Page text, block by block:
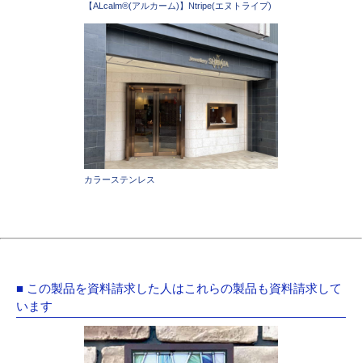
【ALcalm®(アルカーム)】Ntripe(エヌトライプ)
カラーステンレス
■ この製品を資料請求した人はこれらの製品も資料請求して
います